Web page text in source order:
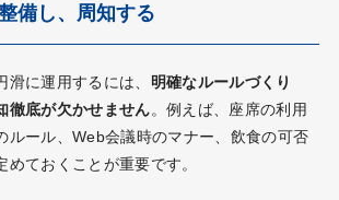
備し、周知する
滑に運用するには、 明確なルールづくり
徹底が欠かせません。例えば、座席の利用
ルール、Web会議時のマナー、飲食の可否
めておくことが重要です。